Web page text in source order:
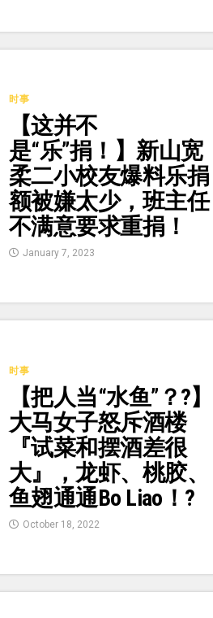
时事
【这并不
是“乐”捐！】新山宽
柔二小校友爆料乐捐
额被嫌太少，班主任
不满意要求重捐！
January 7, 2023
时事
【把人当“水鱼”？?】
大马女子怒斥酒楼
『试菜和摆酒差很
大』，龙虾、桃胶、
鱼翅通通Bo Liao！?
October 18, 2022